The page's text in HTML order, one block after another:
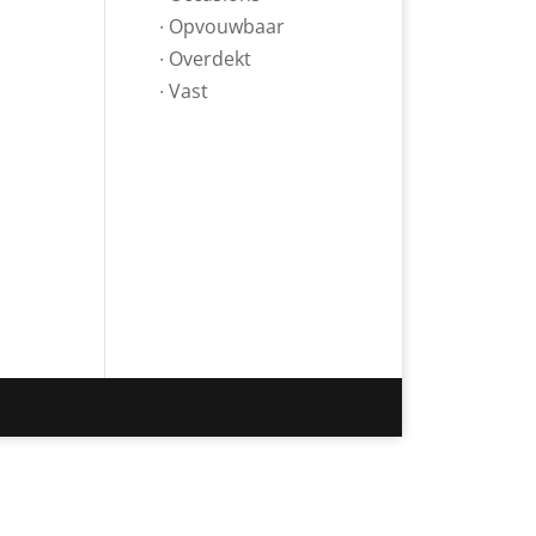
∙ Opvouwbaar
∙ Overdekt
∙ Vast